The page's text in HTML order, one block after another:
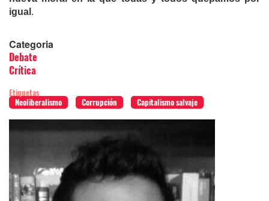
igual .
Categoria
Debate
Crítica
Etiquetas
Neoliberalismo
Corrupción Capitalismo salvaje